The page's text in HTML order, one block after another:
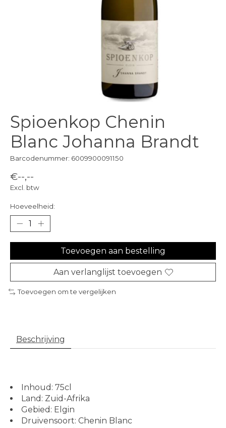
Spioenkop Chenin
Blanc Johanna Brandt
Barcodenummer: 6009900091150
€--,--
Excl. btw
Hoeveelheid:
Toevoegen aan bestelling
Aan verlanglijst toevoegen
Toevoegen om te vergelijken
Beschrijving
Inhoud: 75cl
Land: Zuid-Afrika
Gebied: Elgin
Druivensoort: Chenin Blanc